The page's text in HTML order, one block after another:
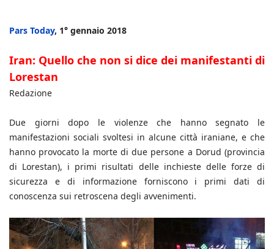
Pars Today, 1° gennaio 2018
Iran: Quello che non si dice dei manifestanti di
Lorestan
Redazione
Due giorni dopo le violenze che hanno segnato le
manifestazioni sociali svoltesi in alcune città iraniane, e che
hanno provocato la morte di due persone a Dorud (provincia
di Lorestan), i primi risultati delle inchieste delle forze di
sicurezza e di informazione forniscono i primi dati di
conoscenza sui retroscena degli avvenimenti.